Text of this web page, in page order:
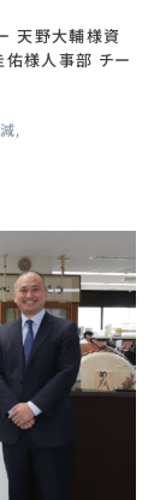
天野大輔様資
佑様人事部 チー